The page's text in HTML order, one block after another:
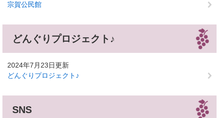
宗賀公民館
どんぐりプロジェクト♪
2024年7月23日更新
どんぐりプロジェクト♪
SNS